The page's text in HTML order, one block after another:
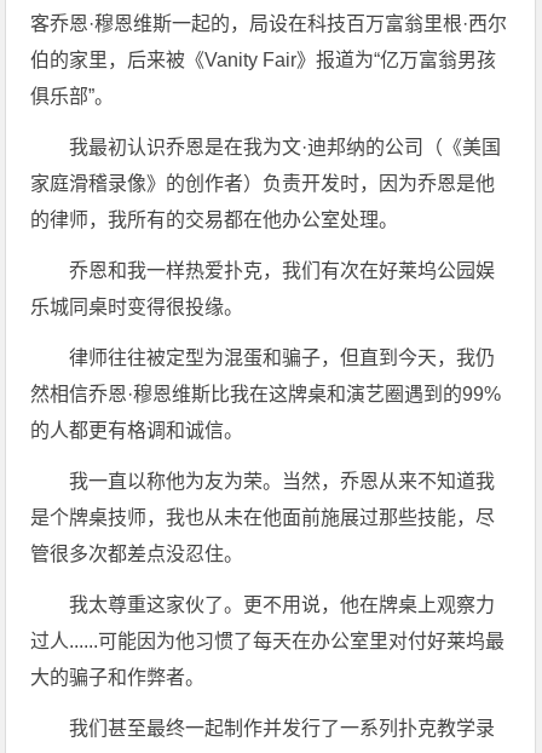
客乔恩·穆恩维斯一起的，局设在科技百万富翁里根·西尔
伯的家里，后来被《Vanity Fair》报道为“亿万富翁男孩
俱乐部”。
我最初认识乔恩是在我为文·迪邦纳的公司（《美国
家庭滑稽录像》的创作者）负责开发时，因为乔恩是他
的律师，我所有的交易都在他办公室处理。
乔恩和我一样热爱扑克，我们有次在好莱坞公园娱
乐城同桌时变得很投缘。
律师往往被定型为混蛋和骗子，但直到今天，我仍
然相信乔恩·穆恩维斯比我在这牌桌和演艺圈遇到的99%
的人都更有格调和诚信。
我一直以称他为友为荣。当然，乔恩从来不知道我
是个牌桌技师，我也从未在他面前施展过那些技能，尽
管很多次都差点没忍住。
我太尊重这家伙了。更不用说，他在牌桌上观察力
过人......可能因为他习惯了每天在办公室里对付好莱坞最
大的骗子和作弊者。
我们甚至最终一起制作并发行了一系列扑克教学录